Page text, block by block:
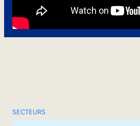
SECTEURS